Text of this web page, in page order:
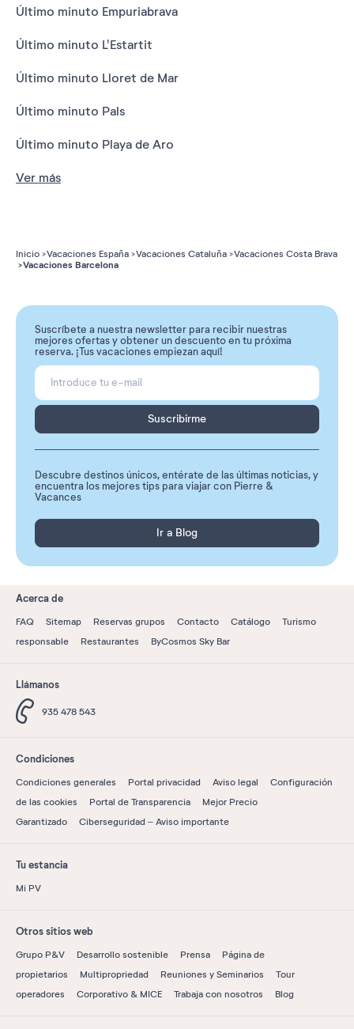
Último minuto Empuriabrava
Último minuto L'Estartit
Último minuto Lloret de Mar
Último minuto Pals
Último minuto Playa de Aro
Ver más
Inicio Vacaciones España Vacaciones Cataluña Vacaciones Costa Brava
Vacaciones Barcelona
Suscríbete a nuestra newsletter para recibir nuestras
mejores ofertas y obtener un descuento en tu próxima
reserva. ¡Tus vacaciones empiezan aquí!
Suscribirme
Descubre destinos únicos, entérate de las últimas noticias, y
encuentra los mejores tips para viajar con Pierre &
Vacances
Ir a Blog
Acerca de
FAQ Sitemap Reservas grupos Contacto Catálogo
Turismo
responsable
Restaurantes ByCosmos Sky Bar
Llámanos
935 478 543
Condiciones
Condiciones generales Portal privacidad Aviso legal
Configuración
de las cookies
Portal de Transparencia
Mejor Precio
Garantizado
Ciberseguridad – Aviso importante
Tu estancia
Mi PV
Otros sitios web
Grupo P&V Desarrollo sostenible Prensa
Página de
propietarios
Multipropriedad Reuniones y Seminarios
Tour
operadores
Corporativo & MICE Trabaja con nosotros Blog